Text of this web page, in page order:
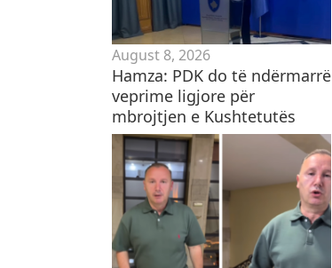
August 8, 2026
Hamza: PDK do të ndërmarrë
veprime ligjore për
mbrojtjen e Kushtetutës